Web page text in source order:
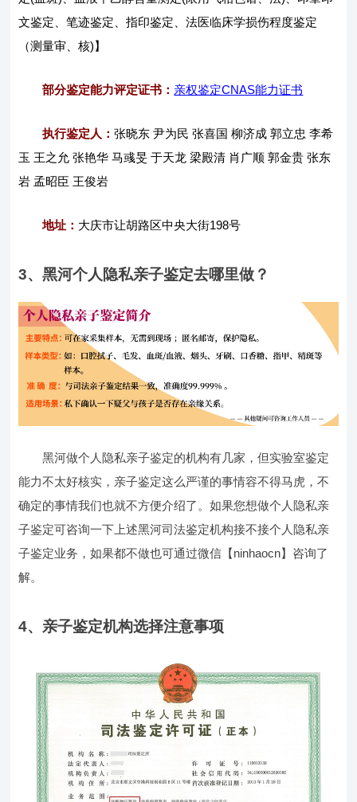
文鉴定、笔迹鉴定、指印鉴定、法医临床学损伤程度鉴定
（测量审、核)】
部分鉴定能力评定证书： 亲权鉴定CNAS能力证书
执行鉴定人：张晓东 尹为民 张喜国 柳济成 郭立忠 李希
玉 王之允 张艳华 马彧旻 于天龙 梁殿清 肖广顺 郭金贵 张东
岩 孟昭臣 王俊岩
地址： 大庆市让胡路区中央大街198号
3、黑河个人隐私亲子鉴定去哪里做？
黑河做个人隐私亲子鉴定的机构有几家，但实验室鉴定
能力不太好核实，亲子鉴定这么严谨的事情容不得马虎，不
确定的事情我们也就不方便介绍了。如果您想做个人隐私亲
子鉴定可咨询一下上述黑河司法鉴定机构接不接个人隐私亲
子鉴定业务，如果都不做也可通过微信【ninhaocn】咨询了
解。
4、亲子鉴定机构选择注意事项